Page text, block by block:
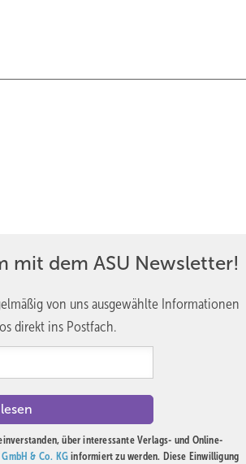
mit dem ASU Newsletter!
von uns ausgewählte Informationen
direkt ins Postfach.
über interessante Verlags- und Online-
& Co. KGinformiert zu werden. Diese Einwilligung